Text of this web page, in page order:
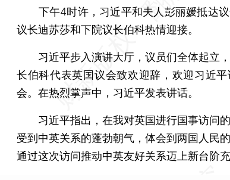
下午4时许，习近平和夫人彭丽媛抵达议
议长迪苏莎和下院议长伯科热情迎接。
习近平步入演讲大厅，议员们全体起立，
长伯科代表英国议会致欢迎辞，欢迎习近
会。在热烈掌声中，习近平发表讲话。
习近平指出，在我对英国进行国事访问
受到中英关系的蓬勃朝气，体会到两国人民
通过这次访问推动中英友好关系迈上新台阶充